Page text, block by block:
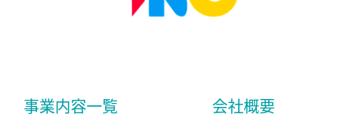
事業内容一覧
会社概要